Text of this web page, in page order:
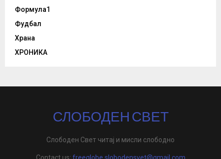
Формула1
Фудбал
Храна
ХРОНИКА
СЛОБОДЕН СВЕТ
Слободен Свет читај и мисли слободно